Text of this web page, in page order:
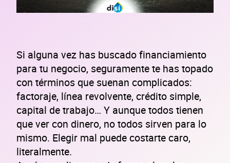
Si alguna vez has buscado financiamiento
para tu negocio, seguramente te has topado
con términos que suenan complicados:
factoraje, línea revolvente, crédito simple,
capital de trabajo… Y aunque todos tienen
que ver con dinero, no todos sirven para lo
mismo. Elegir mal puede costarte caro,
literalmente.